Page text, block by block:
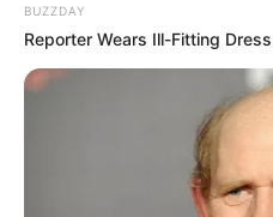
TEMAS DESTACADOS
EMERGENCIAS POR
METRO DE MEDELLÍN
ELECCIONES
MARINILLA -
YONDÓ - ANTIOQUIA
BUZZDAY
Reporter Wears Ill-Fitting